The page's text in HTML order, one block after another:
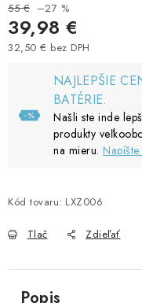
55 € –27 %
39,98 €
32,50 € bez DPH
NAJLEPŠIE
BATÉRIE.
Našli ste inde
produkty
na mieru.
Kód tovaru: LXZ006
Tlač Zdieľať
Popis